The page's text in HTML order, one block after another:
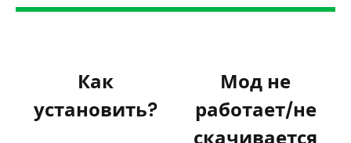
Как
установить?
Мод не
работает/не
скачивается